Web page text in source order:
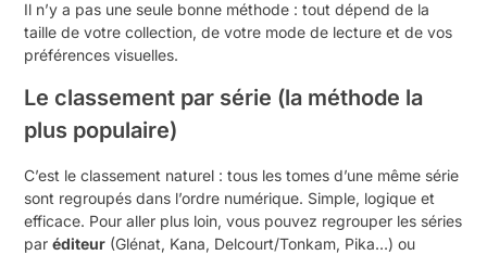
Il n’y a pas une seule bonne méthode : tout dépend de la
taille de votre collection, de votre mode de lecture et de vos
préférences visuelles.
Le classement par série (la méthode la
plus populaire)
C’est le classement naturel : tous les tomes d’une même série
sont regroupés dans l’ordre numérique. Simple, logique et
efficace. Pour aller plus loin, vous pouvez regrouper les séries
paréditeur (Glénat, Kana, Delcourt/Tonkam, Pika…) ou